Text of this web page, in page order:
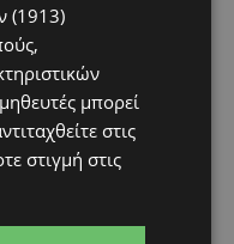
(1913)
μπορεί
στις
στιγμή στις